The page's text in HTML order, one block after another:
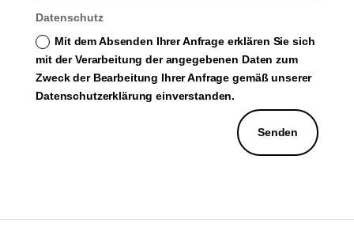
Datenschutz
Mit dem Absenden Ihrer Anfrage erklären Sie sich
mit der Verarbeitung der angegebenen Daten zum
Zweck der Bearbeitung Ihrer Anfrage gemäß unserer
Datenschutzerklärung einverstanden.
Senden